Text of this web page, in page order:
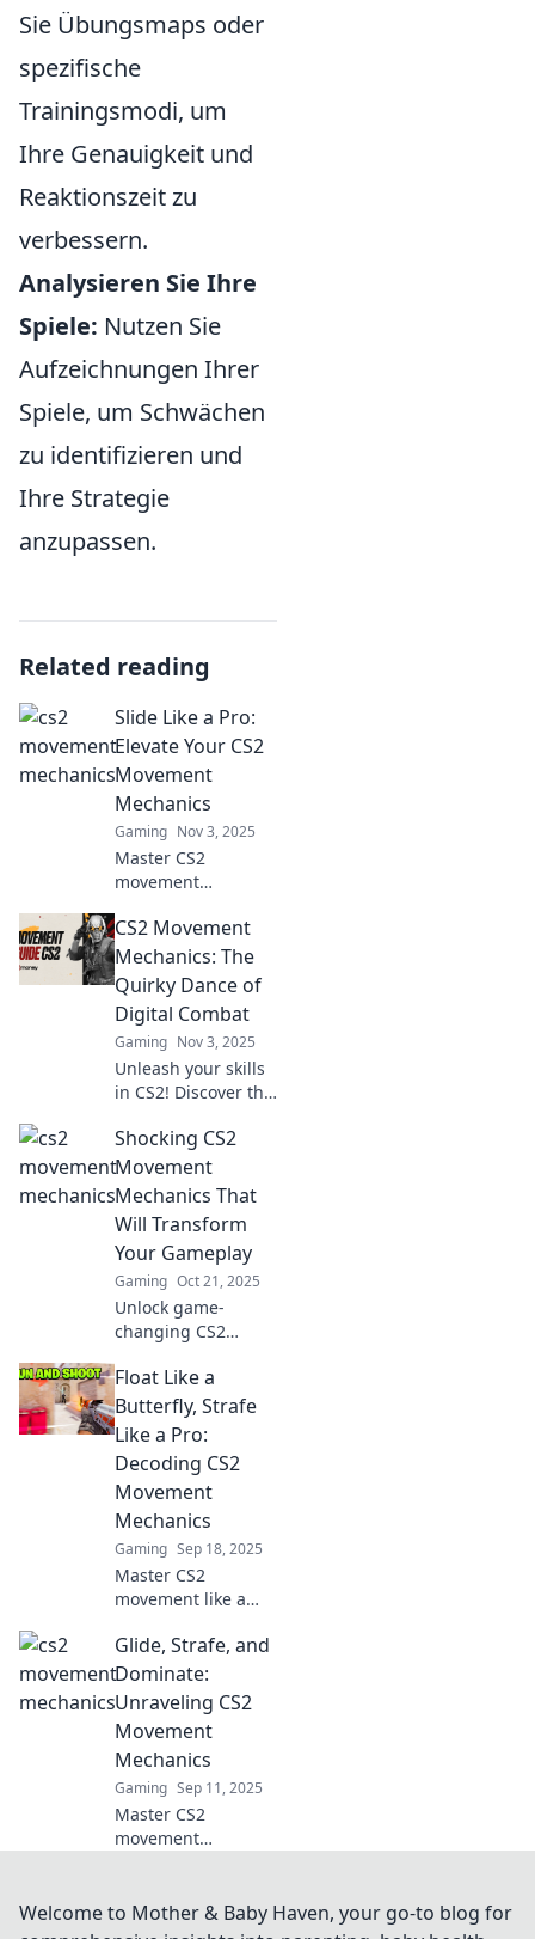
Sie Übungsmaps oder
spezifische
Trainingsmodi, um
Ihre Genauigkeit und
Reaktionszeit zu
verbessern.
Analysieren Sie Ihre
Spiele: Nutzen Sie
Aufzeichnungen Ihrer
Spiele, um Schwächen
zu identifizieren und
Ihre Strategie
anzupassen.
Related reading
Slide Like a Pro:
Elevate Your CS2
Movement
Mechanics
Gaming Nov 3, 2025
Master CS2
movement
slide like a pro!
Unlock tips and
tricks to elevate
your gameplay and
dominate the
competition.
CS2 Movement
Mechanics: The
Quirky Dance of
Digital Combat
Gaming Nov 3, 2025
Unleash your skills
in CS2! Discover the
mechanics that
make digital
combat a thrilling
dance of strategy
and precision.
Shocking CS2
Movement
Mechanics That
Will Transform
Your Gameplay
Gaming Oct 21, 2025
Unlock game-
changing CS2
mechanics and
elevate your
gameplay! Discover
shocking tips that
will leave your
opponents in awe!
Float Like a
Butterfly, Strafe
Like a Pro:
Decoding CS2
Movement
Mechanics
Gaming Sep 18, 2025
Master CS2
movement like a
essential tips to
float, strafe, and
dominate the game
with our expert
guide. Click to level
up!
Glide, Strafe, and
Dominate:
Unraveling CS2
Movement
Mechanics
Gaming Sep 11, 2025
Master CS2
movement
Glide, strafe, and
dominate your
Welcome to Mother & Baby Haven, your go-to blog for